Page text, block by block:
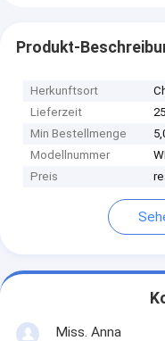
Produkt-
Herkunftsort
Lieferzeit
Min Bestellmenge
Modellnummer
Preis
Miss. Anna